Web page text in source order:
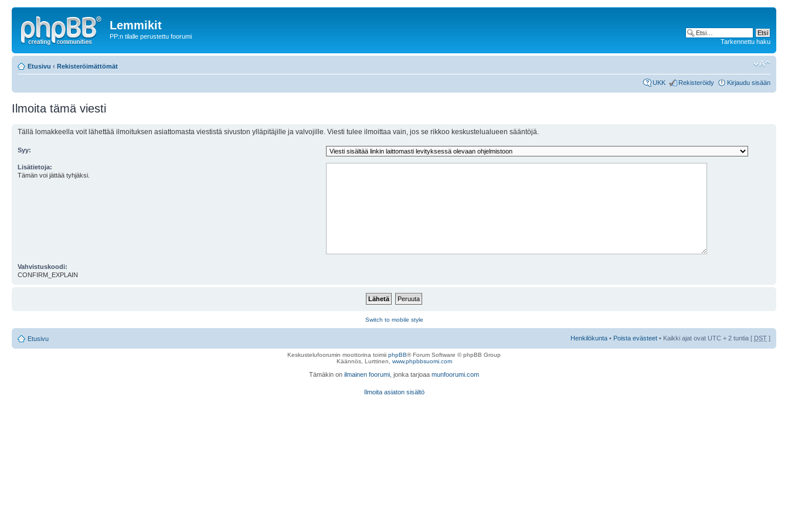
Lemmikit
PP:n tilalle perustettu foorumi
Tarkennettu haku
Etusivu ‹ Rekisteröimättömät
UKK Rekisteröidy Kirjaudu sisään
Ilmoita tämä viesti
Tällä lomakkeella voit lähettää ilmoituksen asiattomasta viestistä sivuston ylläpitäjille ja valvojille. Viesti tulee ilmoittaa vain, jos se rikkoo keskustelualueen sääntöjä.
Syy:
Lisätietoja:
Tämän voi jättää tyhjäksi.
Vahvistuskoodi:
CONFIRM_EXPLAIN
Switch to mobile style
Etusivu Henkilökunta • Poista evästeet • Kaikki ajat ovat UTC + 2 tuntia [ DST ]
Keskustelufoorumin moottorina toimii phpBB® Forum Software © phpBB Group
Käännös, Lurttinen, www.phpbbsuomi.com
Tämäkin on ilmainen foorumi , jonka tarjoaa munfoorumi.com
Ilmoita asiaton sisältö